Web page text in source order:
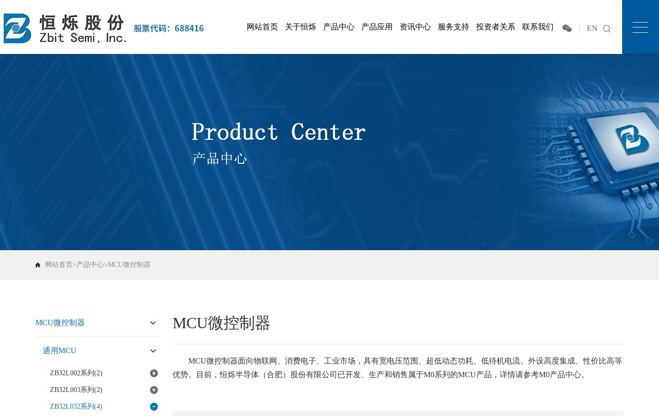
EN
网站首页 关于恒烁 产品中心 产品应用 资讯中心 服务支持 投资者关系 联系我们
网站首页 >产品中心>MCU微控制器
MCU微控制器
通用MCU
ZB32L002系列(2)
ZB32L003系列(2)
ZB32L032系列(4)
MCU微控制器
MCU微控制器面向物联网、消费电子、工业市场，具有宽电压范围、超低动态功耗、低待机电流、外设高度集成、性价比高等
优势。目前，恒烁半导体（合肥）股份有限公司已开发、生产和销售属于M0系列的MCU产品，详情请参考M0产品中心。